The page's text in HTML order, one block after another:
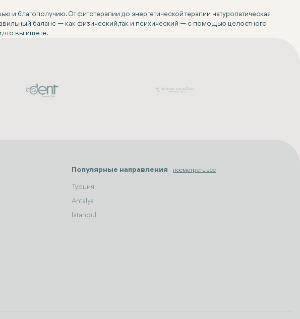
и благополучию. От фитотерапии до энергетической терапии натуропатическая
баланс — как физический, так и психический — с помощью целостного
что вы ищете.
Популярные направления посмотреть все
Турция
Antalya
Istanbul